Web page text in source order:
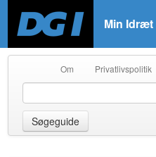
Min Idræt
Om Privatlivspolitik
Søgeguide